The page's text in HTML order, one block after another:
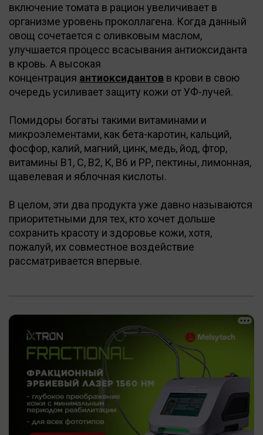
включение томата в рацион увеличивает в
организме уровень проколлагена. Когда данный
овощ сочетается с оливковым маслом,
улучшается процесс всасывания антиоксиданта
в кровь. А высокая
концентрация антиоксидантов в крови в свою
очередь усиливает защиту кожи от УФ-лучей.
Помидоры богаты такими витаминами и
микроэлементами, как бета-каротин, кальций,
фосфор, калий, магний, цинк, медь, йод, фтор,
витамины В1, С, В2, К, В6 и РР, пектины, лимонная,
щавелевая и яблочная кислоты.
В целом, эти два продукта уже давно называются
приоритетными для тех, кто хочет дольше
сохранить красоту и здоровье кожи, хотя,
пожалуй, их совместное воздействие
рассматривается впервые.